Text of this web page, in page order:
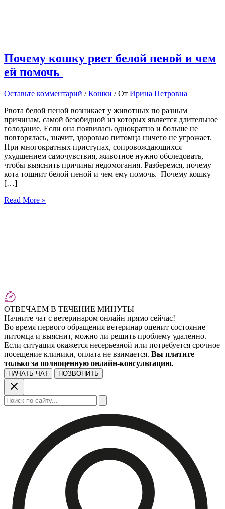
Почему кошку рвет белой пеной и чем
ей помочь
Оставьте комментарий /Кошки / От Ирина Петровна
Рвота белой пеной возникает у животных по разным
причинам, самой безобидной из которых является длительное
голодание. Если она появилась однократно и больше не
повторялась, значит, здоровью питомца ничего не угрожает.
При многократных приступах, сопровождающихся
ухудшением самочувствия, животное нужно обследовать,
чтобы выяснить причины недомогания. Разберемся, почему
кота тошнит белой пеной и чем ему помочь. Почему кошку
[…]
Почему
Read More »
ОТВЕЧАЕМ В ТЕЧЕНИЕ МИНУТЫ
Начните чат с ветеринаром онлайн прямо сейчас!
Во время первого обращения ветеринар оценит состояние
питомца и выяснит, можно ли решить проблему удаленно.
Если ситуация окажется несерьезной или потребуется срочное
посещение клиники, оплата не взимается. Вы платите
только за полноценную онлайн-консультацию.
НАЧАТЬ ЧАТ ПОЗВОНИТЬ
Поиск: